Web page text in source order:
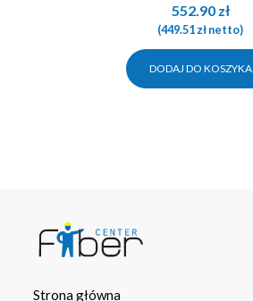
552.90 zł
(449.51złnetto)
DODAJ DO KOSZYKA
Strona główna